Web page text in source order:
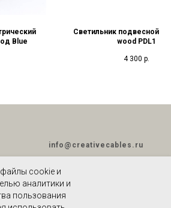
Blue
Светильник подвесной
wood PDL1
4 300 р.
cookie и
аналитики и
пользования
info@creativecables.ru